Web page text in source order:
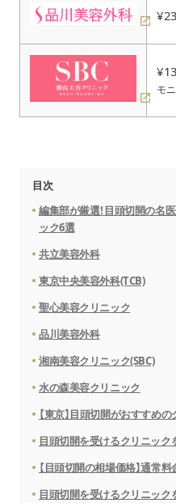
モ
目次
編集部が厳選！目頭切開の名
ック6選
共立美容外科
東京中央美容外科(TCB)
聖心美容クリニック
品川美容外科
湘南美容クリニック(SBC)
水の森美容クリニック
【東京】目頭切開がおすすめ
目頭切開を受けるクリニック
【目頭切開の相場価格】通常
目頭切開を受けるクリニック